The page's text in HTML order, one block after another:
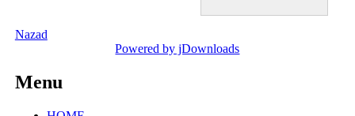
Nazad
Powered by jDownloads
Menu